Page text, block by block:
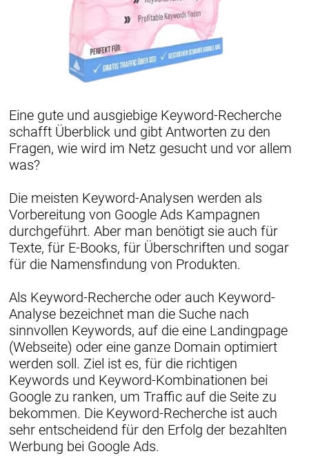
Eine gute und ausgiebige Keyword-Recherche
schafft Überblick und gibt Antworten zu den
Fragen, wie wird im Netz gesucht und vor allem
was?
Die meisten Keyword-Analysen werden als
Vorbereitung von Google Ads Kampagnen
durchgeführt. Aber man benötigt sie auch für
Texte, für E-Books, für Überschriften und sogar
für die Namensfindung von Produkten.
Als Keyword-Recherche oder auch Keyword-
Analyse bezeichnet man die Suche nach
sinnvollen Keywords, auf die eine Landingpage
(Webseite) oder eine ganze Domain optimiert
werden soll. Ziel ist es, für die richtigen
Keywords und Keyword-Kombinationen bei
Google zu ranken, um Traffic auf die Seite zu
bekommen. Die Keyword-Recherche ist auch
sehr entscheidend für den Erfolg der bezahlten
Werbung bei Google Ads.